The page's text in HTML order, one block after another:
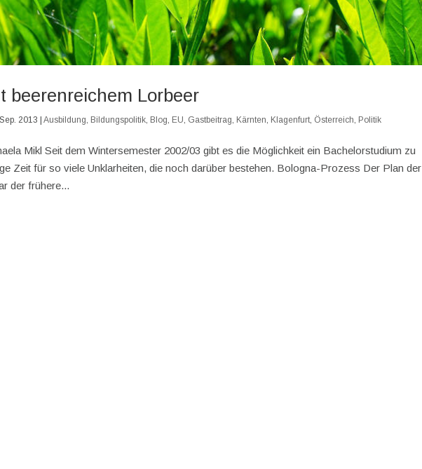
beerenreichem Lorbeer
2013 |Ausbildung Bildungspolitik Blog EU Gastbeitrag Kärnten Klagenfurt Österreich Politik
Mikl Seit dem Wintersemester 2002/03 gibt es die Möglichkeit ein Bachelorstudium zu
Zeit für so viele Unklarheiten, die noch darüber bestehen. Bologna-Prozess Der Plan der
der frühere...